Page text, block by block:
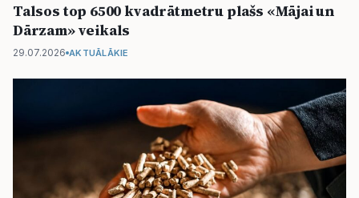
Talsos top 6500 kvadrātmetru plašs «Mājai un
Dārzam» veikals
29.07.2026 AKTUĀLĀKIE